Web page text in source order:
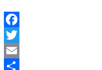
Facebook
Twitter
Email